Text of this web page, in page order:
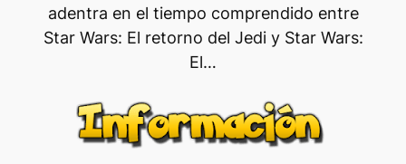
adentra en el tiempo comprendido entre
Star Wars: El retorno del Jedi y Star Wars:
El…